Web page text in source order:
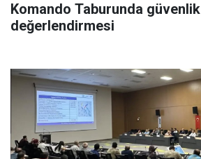
Komando Taburunda güvenlik
değerlendirmesi